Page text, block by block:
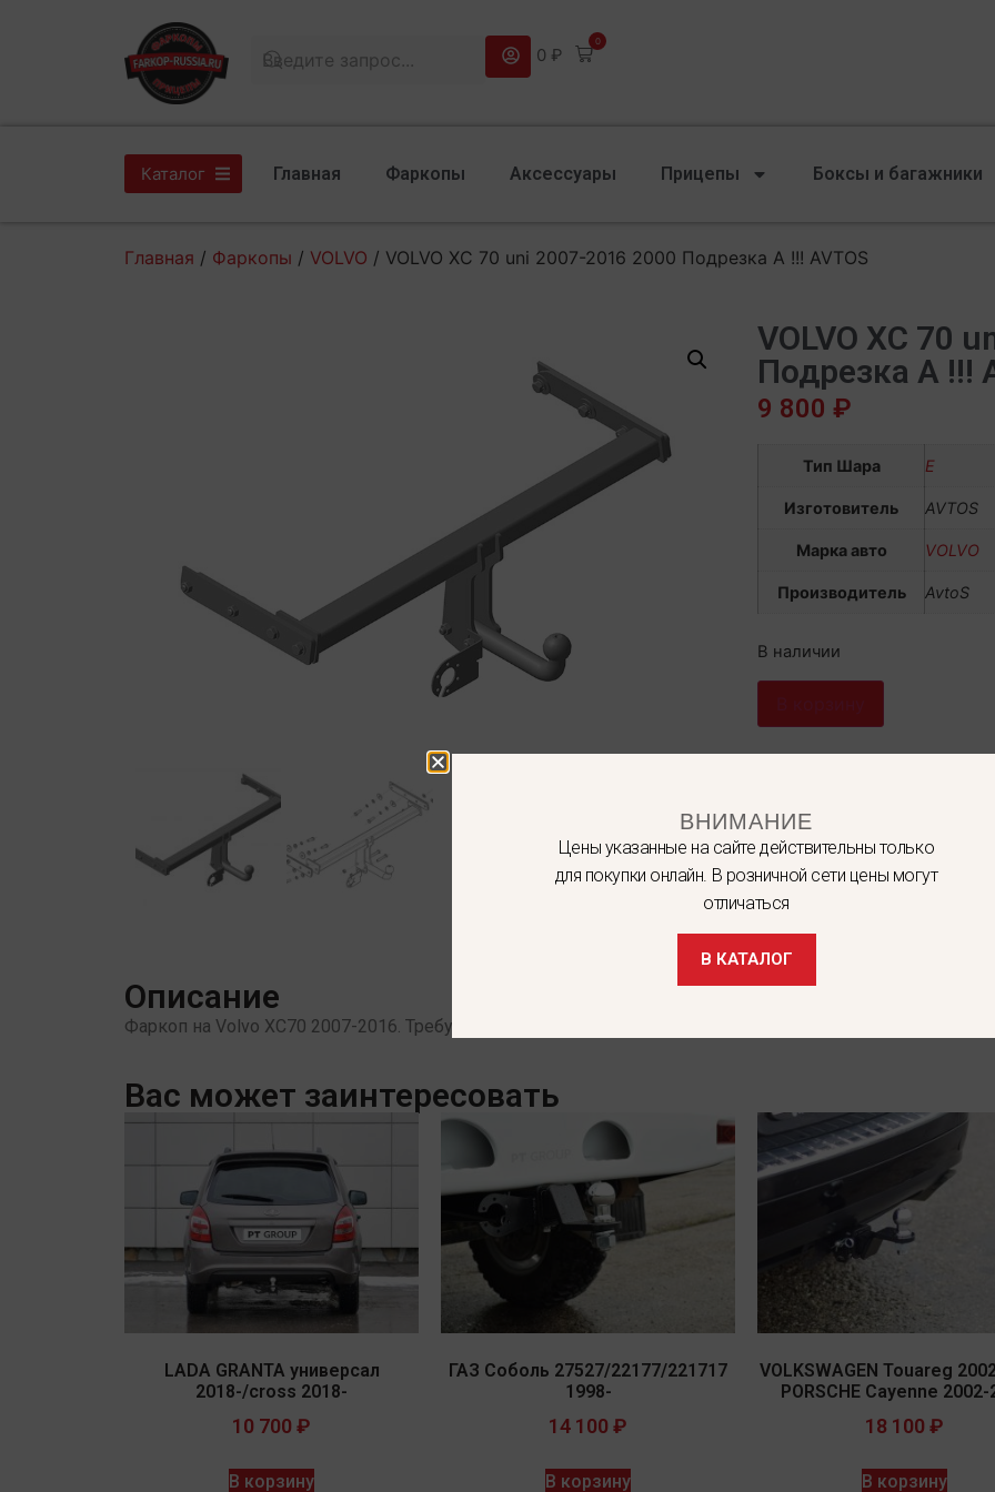
0 ₽
0
Каталог Главная Фаркопы Аксессуары Прицепы Боксы и багажники
Главная / Фаркопы / VOLVO / VOLVO XC 70 uni 2007-2016 2000 Подрезка A !!! AVTOS
VOLVO XC 70
Подрезка A !!!
9 800 ₽
Тип Шара E
Изготовитель AVTOS
Марка авто VOLVO
Производитель AvtoS
В наличии
Описание
Фаркоп на Volvo XC70 2007-2016. Требуется подрезка бампера. Тип шара: A. Нагрузки: 2000/90 кг,
Вас может заинтересовать
LADA GRANTA универсал
2018-/cross 2018-
10 700 ₽
В корзину
ГАЗ Соболь 27527/22177/221717
1998-
14 100 ₽
В корзину
VOLKSWAGEN Touareg
PORSCHE Cayenne 2002-
18 100 ₽
В корзину
ВНИМАНИЕ
Цены указанные на сайте действительны только
для покупки онлайн. В розничной сети цены могут
отличаться
В КАТАЛОГ